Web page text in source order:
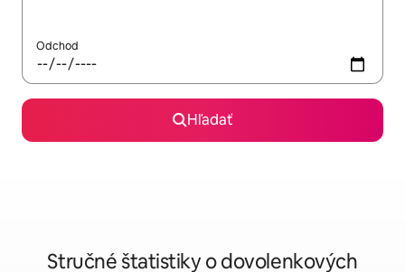
Odchod
Hľadať
Stručné štatistiky o dovolenkových